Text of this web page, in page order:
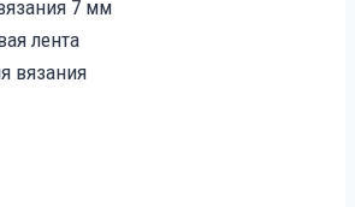
7 мм
лента
вязания